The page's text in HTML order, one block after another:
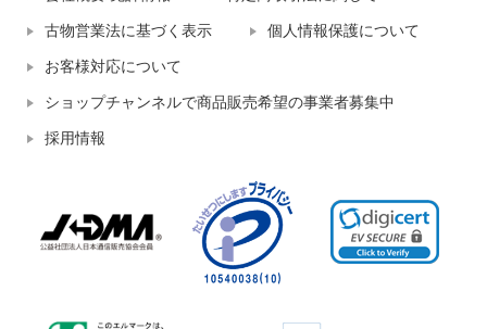
古物営業法に基づく表示 個人情報保護について
お客様対応について
ショップチャンネルで商品販売希望の事業者募集中
採用情報